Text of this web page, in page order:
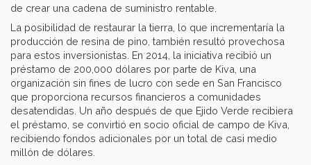
de crear una cadena de suministro rentable.
La posibilidad de restaurar la tierra, lo que incrementaría la
producción de resina de pino, también resultó provechosa
para estos inversionistas. En 2014, la iniciativa recibió un
préstamo de 200,000 dólares por parte de Kiva, una
organización sin fines de lucro con sede en San Francisco
que proporciona recursos financieros a comunidades
desatendidas. Un año después de que Ejido Verde recibiera
el préstamo, se convirtió en socio oficial de campo de Kiva,
recibiendo fondos adicionales por un total de casi medio
millón de dólares.